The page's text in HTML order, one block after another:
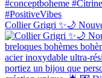
Collier Grigri ✨🌙